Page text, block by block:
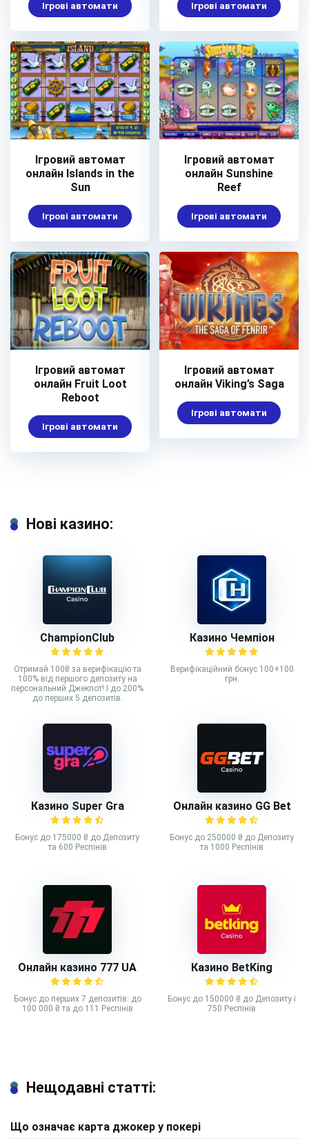
Ігрові автомати Ігрові автомати
Ігровий автомат
онлайн Islands in the
Sun
Ігрові автомати
Ігровий автомат
онлайн Sunshine
Reef
Ігрові автомати
Ігровий автомат
онлайн Fruit Loot
Reboot
Ігрові автомати
Ігровий автомат
онлайн Viking’s Saga
Ігрові автомати
Нові казино:
ChampionClub
Отримай 100₴ за верифікацію та
100% від першого депозиту на
персональний Джекпот! І до 200%
до перших 5 депозитів.
Казино Чемпіон
Верифікаційний бонус 100+100
грн.
Казино Super Gra
Бонус до 175000 ₴ до Депозиту
та 600 Респінів
Онлайн казино GG Bet
Бонус до 250000 ₴ до Депозиту
та 1000 Респінів
Онлайн казино 777 UA
Бонус до перших 7 депозитів: до
100 000 ₴ та до 111 Респінів
Казино BetKing
Бонус до 150000 ₴ до Депозиту і
750 Респінів
Нещодавні статті:
Що означає карта джокер у покері